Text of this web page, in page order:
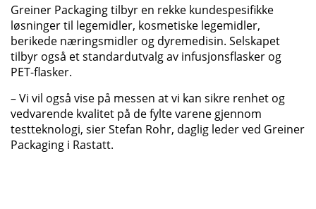
Greiner Packaging tilbyr en rekke kundespesifikke
løsninger til legemidler, kosmetiske legemidler,
berikede næringsmidler og dyremedisin. Selskapet
tilbyr også et standardutvalg av infusjonsflasker og
PET-flasker.
– Vi vil også vise på messen at vi kan sikre renhet og
vedvarende kvalitet på de fylte varene gjennom
testteknologi, sier Stefan Rohr, daglig leder ved Greiner
Packaging i Rastatt.